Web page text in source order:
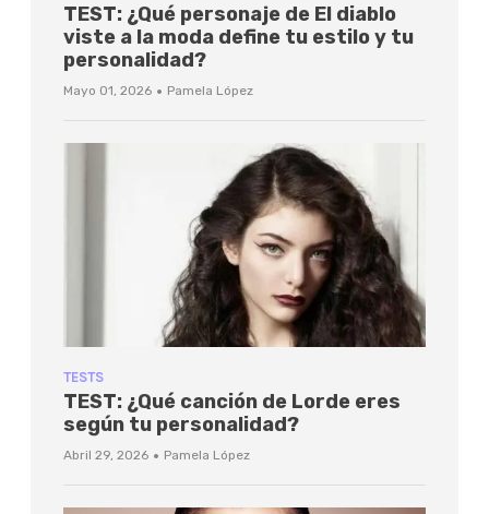
TEST: ¿Qué personaje de El diablo
viste a la moda define tu estilo y tu
personalidad?
Mayo 01, 2026 · Pamela López
TESTS
TEST: ¿Qué canción de Lorde eres
según tu personalidad?
Abril 29, 2026 · Pamela López